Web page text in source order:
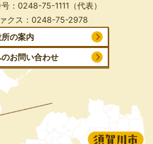
： 0248-75-1111 （代表）
クス： 0248-75-2978
の案内
お問い合わせ